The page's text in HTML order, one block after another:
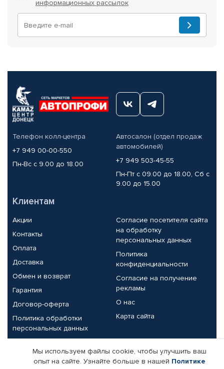
информационных рассылок
Телефон колл-центра
+7 949 00-00-550
Пн-Вс с 9.00 до 18.00
Автосалон (отдел продаж
автомобилей)
+7 949 503-45-55
Пн-Пт с 09.00 до 18.00, Сб с
9.00 до 15.00
Клиентам
Акции
Контакты
Оплата
Доставка
Обмен и возврат
Гарантия
Договор-оферта
Политика обработки
персональных данных
Согласие посетителя сайта
на обработку
персональных данных
Политика
конфиденциальности
Согласие на получение
рекламы
О нас
Карта сайта
Партнерам
Мы используем файлы cookie, чтобы улучшить ваш
опыт на сайте. Узнайте больше в нашей Политике